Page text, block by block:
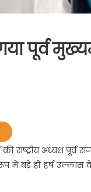
पूर्व
राष्ट्रीय अध्यक्ष पूर्व
में बड़े ही हर्ष उल्लास